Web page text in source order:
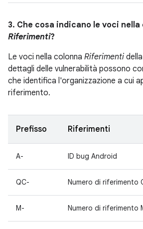
3. Che cosa indicano le voci nella
Riferimenti?
Le voci nella colonna Riferimenti
dettagli delle vulnerabilità possono
che identifica l'organizzazione a cui
riferimento.
Prefisso Riferimenti
A- ID bug Android
QC- Numero di riferimento
M- Numero di riferimento